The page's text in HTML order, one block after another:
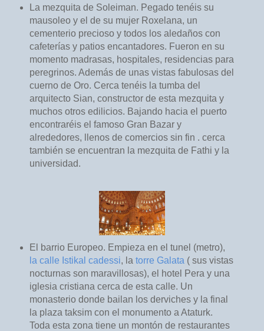
La mezquita de Soleiman. Pegado tenéis su
mausoleo y el de su mujer Roxelana, un
cementerio precioso y todos los aledaños con
cafeterías y patios encantadores. Fueron en su
momento madrasas, hospitales, residencias para
peregrinos. Además de unas vistas fabulosas del
cuerno de Oro. Cerca tenéis la tumba del
arquitecto Sian, constructor de esta mezquita y
muchos otros edilicios. Bajando hacia el puerto
encontraréis el famoso Gran Bazar y
alrededores, llenos de comercios sin fin . cerca
también se encuentran la mezquita de Fathi y la
universidad.
El barrio Europeo. Empieza en el tunel (metro),
la calle Istikal cadessi, la torre Galata ( sus vistas
nocturnas son maravillosas), el hotel Pera y una
iglesia cristiana cerca de esta calle. Un
monasterio donde bailan los derviches y la final
la plaza taksim con el monumento a Ataturk.
Toda esta zona tiene un montón de restaurantes